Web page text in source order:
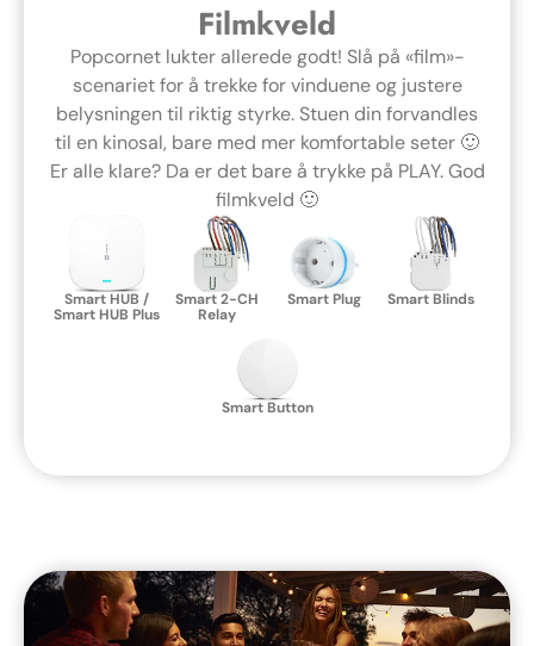
Filmkveld
Popcornet lukter allerede godt! Slå på «film»-
scenariet for å trekke for vinduene og justere
belysningen til riktig styrke. Stuen din forvandles
til en kinosal, bare med mer komfortable seter 🙂
Er alle klare? Da er det bare å trykke på PLAY. God
filmkveld 🙂
Smart HUB /
Smart HUB Plus
Smart 2-CH
Relay
Smart Plug Smart Blinds
Smart Button